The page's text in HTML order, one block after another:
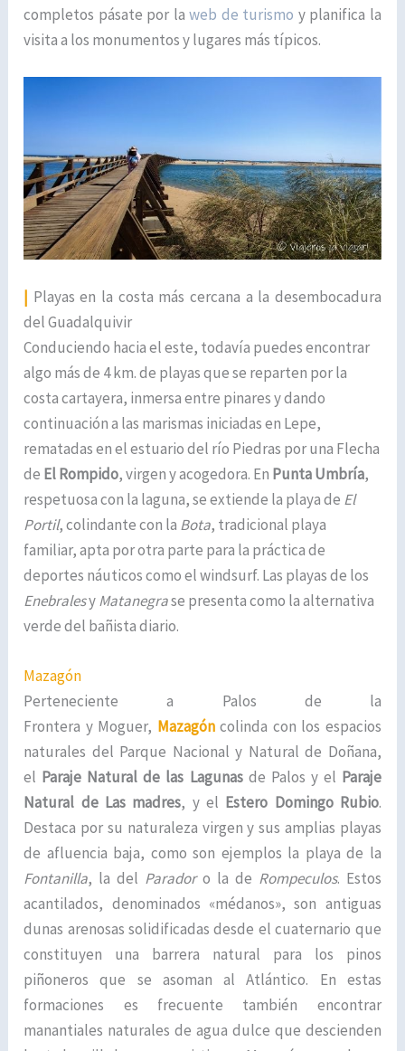
completos pásate por laweb de turismo y planifica la
visita a los monumentos y lugares más típicos.
| Playas en la costa más cercana a la desembocadura
del Guadalquivir
Conduciendo hacia el este, todavía puedes encontrar
algo más de 4 km. de playas que se reparten por la
costa cartayera, inmersa entre pinares y dando
continuación a las marismas iniciadas en Lepe,
rematadas en el estuario del río Piedras por una Flecha
de El Rompido, virgen y acogedora. En Punta Umbría,
respetuosa con la laguna, se extiende la playa de El
Portil, colindante con la Bota, tradicional playa
familiar, apta por otra parte para la práctica de
deportes náuticos como el windsurf. Las playas de los
EnebralesyMatanegrase presenta como la alternativa
verde del bañista diario.
Mazagón
Perteneciente a Palos de la
Frontera y Moguer, Mazagóncolinda con los espacios
naturales del Parque Nacional y Natural de Doñana,
el Paraje Natural de las Lagunasde Palos y el Paraje
Natural de Las madres, y el Estero Domingo Rubio.
Destaca por su naturaleza virgen y sus amplias playas
de afluencia baja, como son ejemplos la playa de la
Fontanilla, la del Paradoro la de Rompeculos. Estos
acantilados, denominados «médanos», son antiguas
dunas arenosas solidificadas desde el cuaternario que
constituyen una barrera natural para los pinos
piñoneros que se asoman al Atlántico. En estas
formaciones es frecuente también encontrar
manantiales naturales de agua dulce que descienden